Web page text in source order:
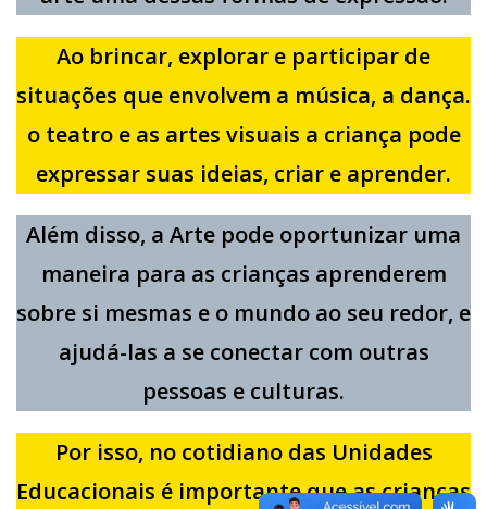
Ao brincar, explorar e participar de
situações que envolvem a música, a dança.
o teatro e as artes visuais a criança pode
expressar suas ideias, criar e aprender.
Além disso, a Arte pode oportunizar uma
maneira para as crianças aprenderem
sobre si mesmas e o mundo ao seu redor, e
ajudá-las a se conectar com outras
pessoas e culturas.
Por isso, no cotidiano das Unidades
Educacionais é importante que as crianças